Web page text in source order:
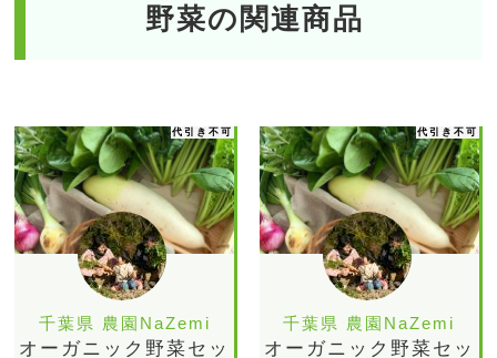
野菜の関連商品
代引き不可
千葉県 農園NaZemi
オーガニック野菜セッ
代引き不可
千葉県 農園NaZemi
オーガニック野菜セッ